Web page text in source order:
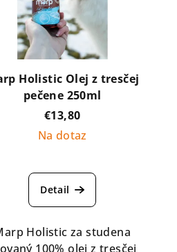
Holistic Olej z tresčej
pečene 250ml
€13,80
Na dotaz
Detail
Holistic za studena
100% olej z tresčej